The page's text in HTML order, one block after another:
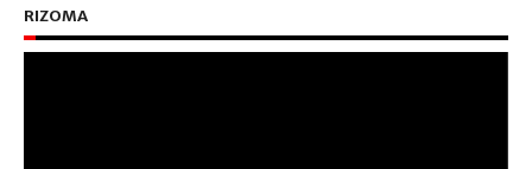
RIZOMA